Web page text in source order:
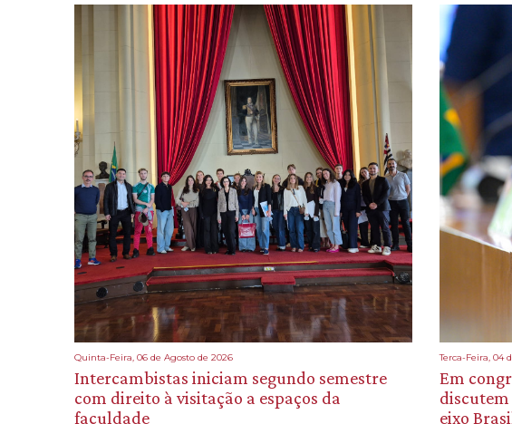
Quinta-Feira, 06 de Agosto de 2026
Intercambistas iniciam segundo semestre
com direito à visitação a espaços da
faculdade
Terca-Feira, 04
Em
discutem
eixo